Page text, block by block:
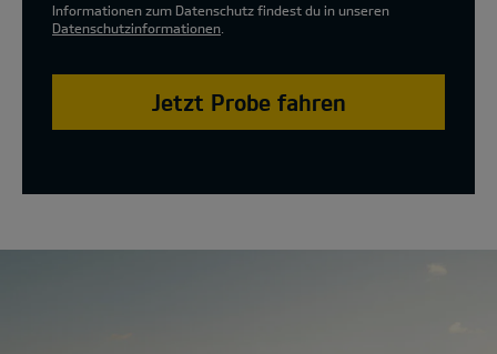
Informationen zum Datenschutz findest du in unseren
Datenschutzinformationen
Jetzt Probe fahren